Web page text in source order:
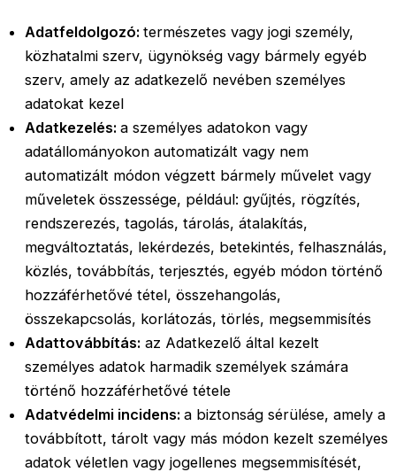
Adatfeldolgozó: természetes vagy jogi személy,
közhatalmi szerv, ügynökség vagy bármely egyéb
szerv, amely az adatkezelő nevében személyes
adatokat kezel
Adatkezelés: a személyes adatokon vagy
adatállományokon automatizált vagy nem
automatizált módon végzett bármely művelet vagy
műveletek összessége, például: gyűjtés, rögzítés,
rendszerezés, tagolás, tárolás, átalakítás,
megváltoztatás, lekérdezés, betekintés, felhasználás,
közlés, továbbítás, terjesztés, egyéb módon történő
hozzáférhetővé tétel, összehangolás,
összekapcsolás, korlátozás, törlés, megsemmisítés
Adattovábbítás: az Adatkezelő által kezelt
személyes adatok harmadik személyek számára
történő hozzáférhetővé tétele
Adatvédelmi incidens: a biztonság sérülése, amely a
továbbított, tárolt vagy más módon kezelt személyes
adatok véletlen vagy jogellenes megsemmisítését,